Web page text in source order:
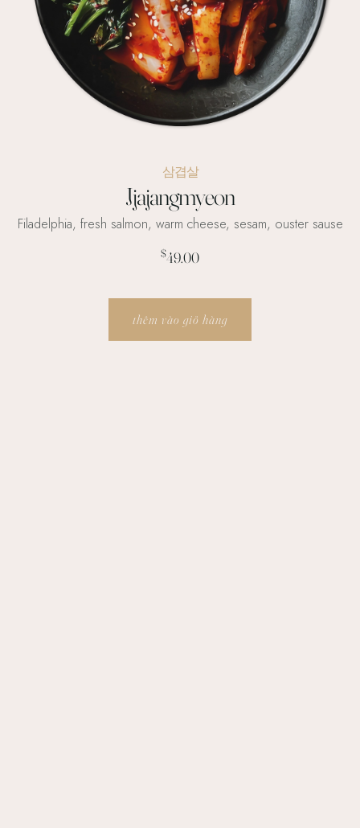
삼겹살
Jjajangmyeon
Filadelphia, fresh salmon, warm cheese, sesam, ouster sause
$49.00
thêm vào giỏ hàng